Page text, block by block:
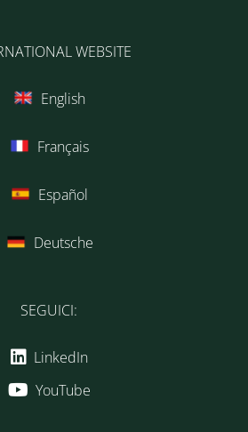
WEBSITE
English
Français
Español
Deutsche
SEGUICI:
LinkedIn
YouTube